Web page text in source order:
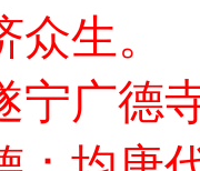
生。
宁广